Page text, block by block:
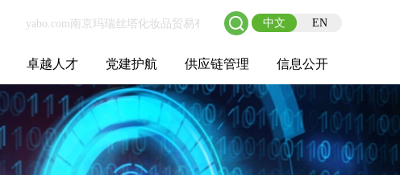
中文 EN
卓越人才
人才理念
职业成长
校园招聘
社会招聘
博士后工作站
招聘动态
党建护航
党建在线
教育实践
供应链管理
供应链介绍
供应链合作
信息公开
基本信息
管理架构
人事薪酬
经营成果
重大事项